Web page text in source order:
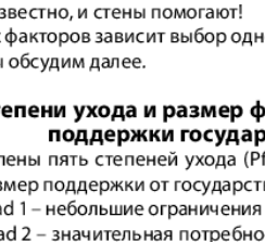
Diplomat
Еврейская газета
Жасмин